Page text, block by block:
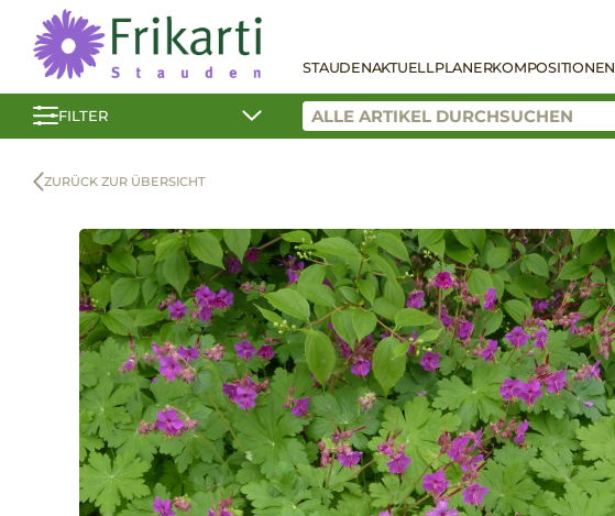
STAUDENAKTUELLPLANERKOMPOSITIONEN
FILTER
ZURÜCK ZUR ÜBERSICHT